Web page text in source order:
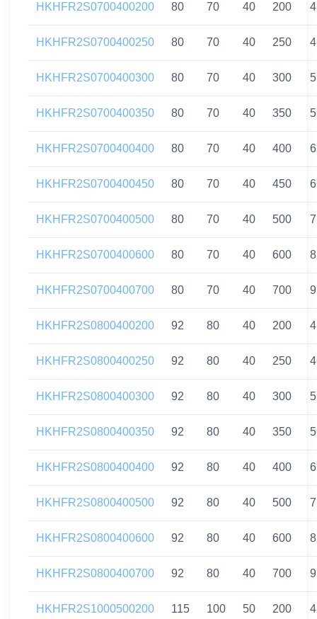
HKHFR2S0700400200 80 70 40 200
HKHFR2S0700400250 80 70 40 250
HKHFR2S0700400300 80 70 40 300
HKHFR2S0700400350 80 70 40 350
HKHFR2S0700400400 80 70 40 400
HKHFR2S0700400450 80 70 40 450
HKHFR2S0700400500 80 70 40 500
HKHFR2S0700400600 80 70 40 600
HKHFR2S0700400700 80 70 40 700
HKHFR2S0800400200 92 80 40 200
HKHFR2S0800400250 92 80 40 250
HKHFR2S0800400300 92 80 40 300
HKHFR2S0800400350 92 80 40 350
HKHFR2S0800400400 92 80 40 400
HKHFR2S0800400500 92 80 40 500
HKHFR2S0800400600 92 80 40 600
HKHFR2S0800400700 92 80 40 700
HKHFR2S1000500200 115 100 50 200